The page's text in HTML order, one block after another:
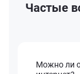
Частые
Можно ли